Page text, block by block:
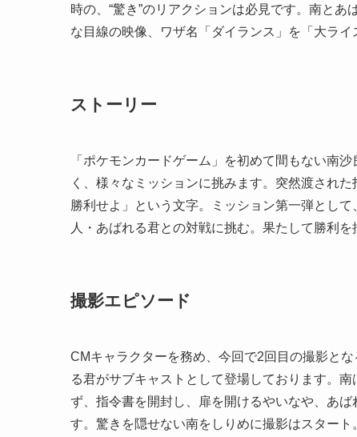
時の、“驚き”のリアクションは必見です。南と
な目線の映像、ワザ名「ダイランス」を「大ラ
ストーリー
「ポケモンカードゲーム」を初めて間もない南
く、様々なミッションに挑みます。突然渡され
勝利せよ」という文字。ミッション第一弾とし
人・あばれる君との対戦に挑む。果たして勝利を
撮影エピソード
CMキャラクターを務め、今回で2回目の撮影と
る君がサブキャストとして登場しております。
ず、指令書を開封し、扉を開けるやいなや、あ
す。驚きを隠せない南をしりめに撮影はスター